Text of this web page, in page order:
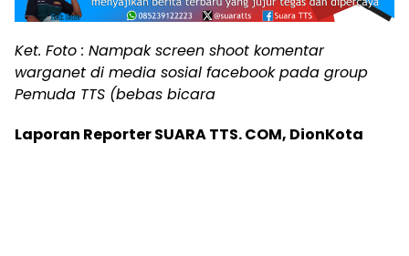
Ket. Foto : Nampak screen shoot komentar
warganet di media sosial facebook pada group
Pemuda TTS (bebas bicara
Laporan Reporter SUARA TTS. COM, DionKota